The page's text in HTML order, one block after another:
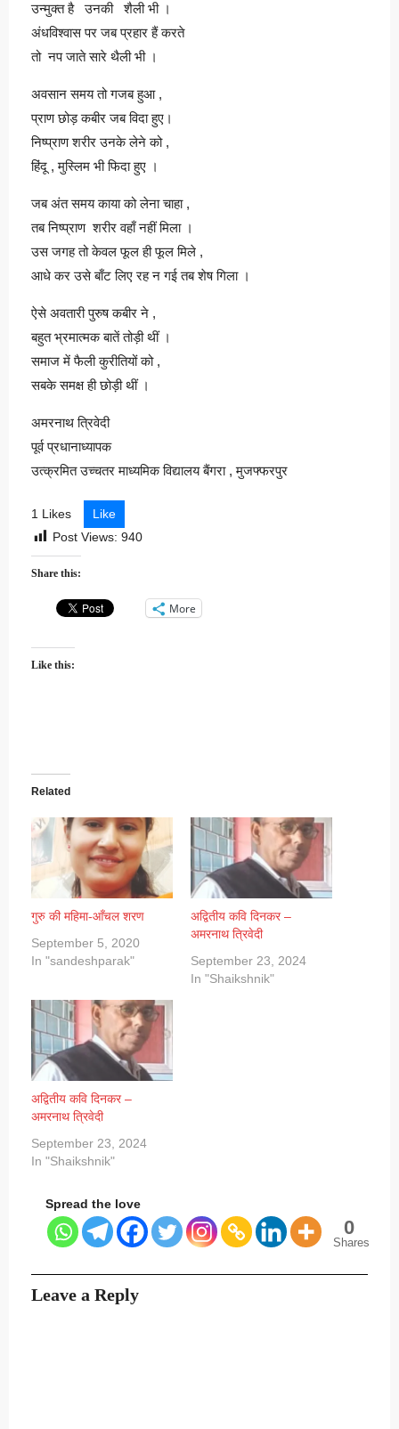
उन्मुक्त है उनकी शैली भी ।
अंधविश्वास पर जब प्रहार हैं करते
तो नप जाते सारे थैली भी ।
अवसान समय तो गजब हुआ ,
प्राण छोड़ कबीर जब विदा हुए।
निष्प्राण शरीर उनके लेने को ,
हिंदू , मुस्लिम भी फिदा हुए ।
जब अंत समय काया को लेना चाहा ,
तब निष्प्राण शरीर वहाँ नहीं मिला ।
उस जगह तो केवल फूल ही फूल मिले ,
आधे कर उसे बाँट लिए रह न गई तब शेष गिला ।
ऐसे अवतारी पुरुष कबीर ने ,
बहुत भ्रमात्मक बातें तोड़ी थीं ।
समाज में फैली कुरीतियों को ,
सबके समक्ष ही छोड़ी थीं ।
अमरनाथ त्रिवेदी
पूर्व प्रधानाध्यापक
उत्क्रमित उच्चतर माध्यमिक विद्यालय बैंगरा , मुजफ्फरपुर
1 Likes
Like
Post Views: 940
Share this:
More
Like this:
Related
गुरु की महिमा-आँचल शरण
September 5, 2020
In "sandeshparak"
अद्वितीय कवि दिनकर –
अमरनाथ त्रिवेदी
September 23, 2024
In "Shaikshnik"
अद्वितीय कवि दिनकर –
अमरनाथ त्रिवेदी
September 23, 2024
In "Shaikshnik"
Spread the love
0
Shares
Leave a Reply